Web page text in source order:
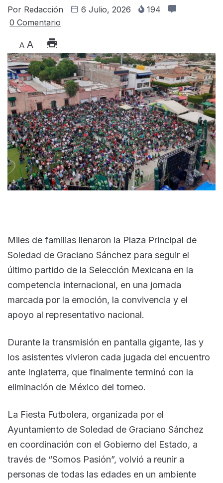
Por Redacción 6 Julio, 2026
194
0 Comentario
A A
Miles de familias llenaron la Plaza Principal de
Soledad de Graciano Sánchez para seguir el
último partido de la Selección Mexicana en la
competencia internacional, en una jornada
marcada por la emoción, la convivencia y el
apoyo al representativo nacional.
Durante la transmisión en pantalla gigante, las y
los asistentes vivieron cada jugada del encuentro
ante Inglaterra, que finalmente terminó con la
eliminación de México del torneo.
La Fiesta Futbolera, organizada por el
Ayuntamiento de Soledad de Graciano Sánchez
en coordinación con el Gobierno del Estado, a
través de “Somos Pasión”, volvió a reunir a
personas de todas las edades en un ambiente